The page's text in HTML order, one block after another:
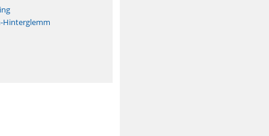
Hinterglemm